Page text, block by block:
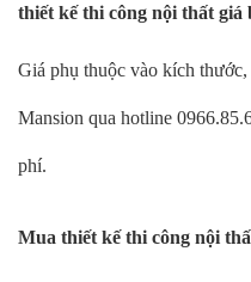
thiết kế thi công nội thất giá
Giá phụ thuộc vào kích
Mansion qua hotline
phí.
Mua thiết kế thi công nội